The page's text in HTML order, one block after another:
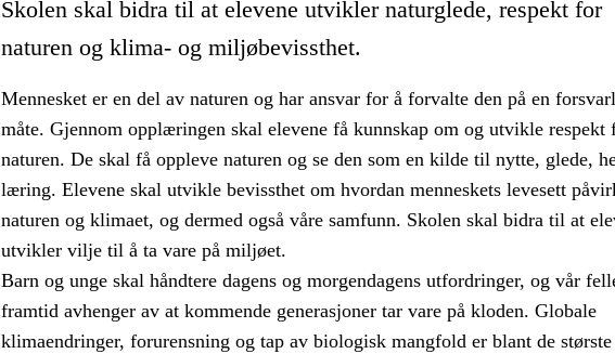
Skolen skal bidra til at elevene utvikler naturglede, respekt for
naturen og klima- og miljøbevissthet.
Mennesket er en del av naturen og har ansvar for å forvalte den på en
måte. Gjennom opplæringen skal elevene få kunnskap om og utvikle respekt
naturen. De skal få oppleve naturen og se den som en kilde til nytte, glede,
læring. Elevene skal utvikle bevissthet om hvordan menneskets levesett
naturen og klimaet, og dermed også våre samfunn. Skolen skal bidra til at
utvikler vilje til å ta vare på miljøet.
Barn og unge skal håndtere dagens og morgendagens utfordringer, og vår
framtid avhenger av at kommende generasjoner tar vare på kloden. Globale
klimaendringer, forurensning og tap av biologisk mangfold er blant de største